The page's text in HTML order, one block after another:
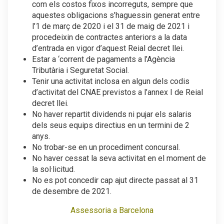
com els costos fixos incorreguts, sempre que
aquestes obligacions s’haguessin generat entre
l’1 de març de 2020 i el 31 de maig de 2021 i
procedeixin de contractes anteriors a la data
d’entrada en vigor d’aquest Reial decret llei.
Estar a ‘corrent de pagaments a l’Agència
Tributària i Seguretat Social.
Tenir una activitat inclosa en algun dels codis
d’activitat del CNAE previstos a l’annex I de Reial
decret llei.
No haver repartit dividends ni pujar els salaris
dels seus equips directius en un termini de 2
anys.
No trobar-se en un procediment concursal.
No haver cessat la seva activitat en el moment de
la sol·licitud.
No es pot concedir cap ajut directe passat al 31
de desembre de 2021.
Assessoria a Barcelona